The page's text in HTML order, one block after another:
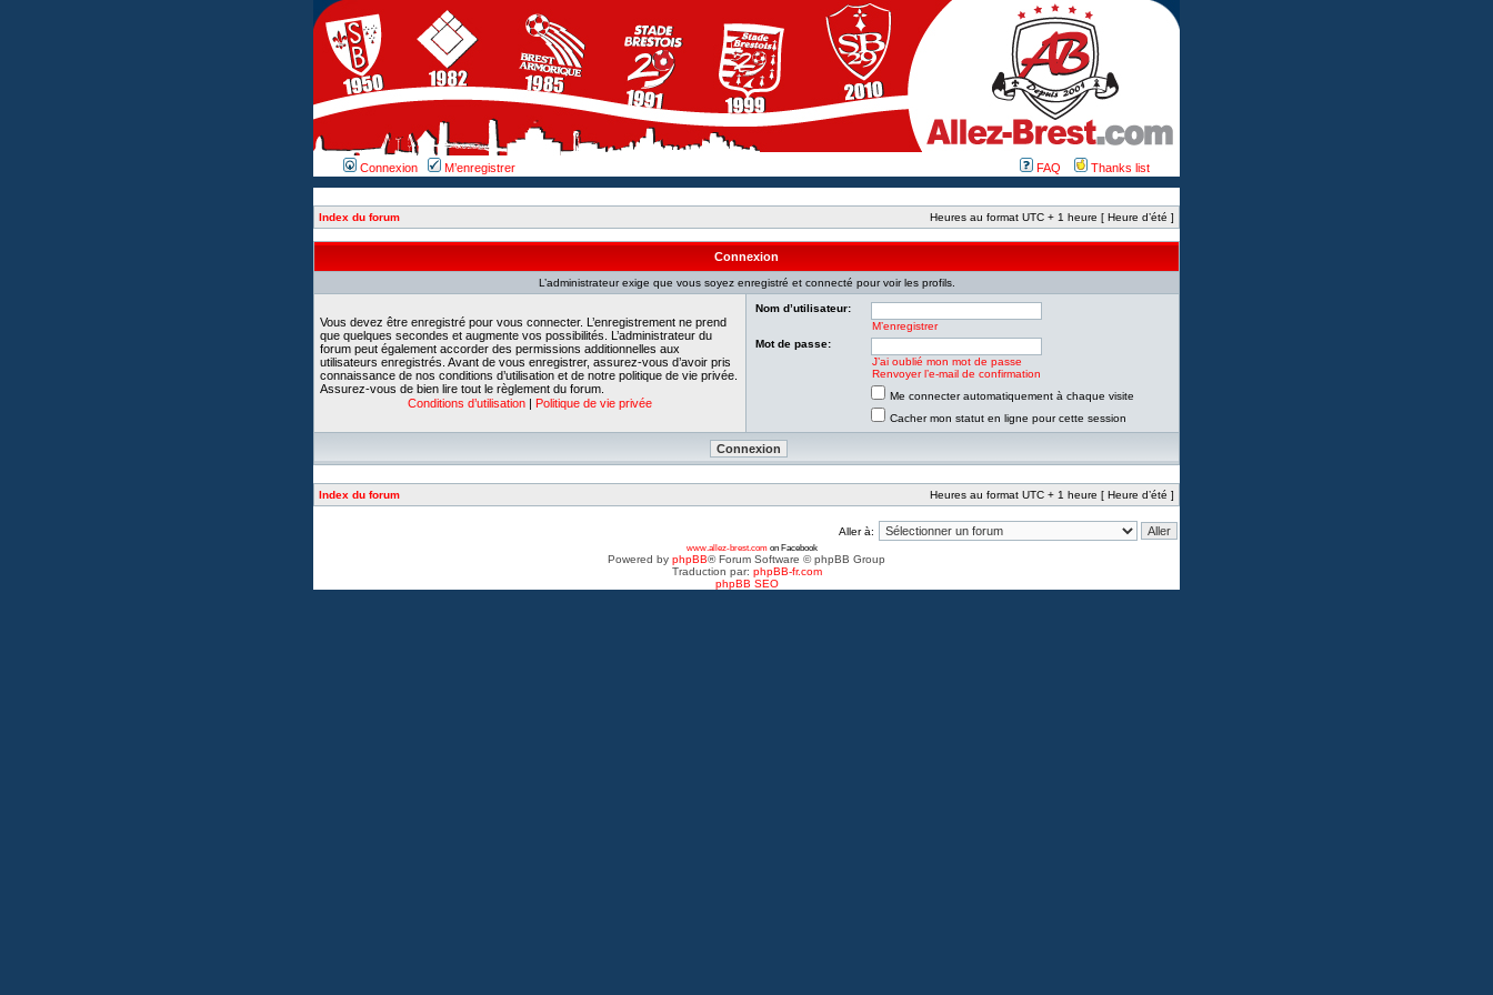
Connexion M’enregistrer FAQ Thanks list
Index du forum Heures au format UTC + 1 heure [ Heure d’été ]
Connexion
L’administrateur exige que vous soyez enregistré et connecté pour voir les profils.
Vous devez être enregistré pour vous connecter. L’enregistrement ne prend
que quelques secondes et augmente vos possibilités. L’administrateur du
forum peut également accorder des permissions additionnelles aux
utilisateurs enregistrés. Avant de vous enregistrer, assurez-vous d’avoir pris
connaissance de nos conditions d’utilisation et de notre politique de vie privée.
Assurez-vous de bien lire tout le règlement du forum.
Conditions d’utilisation | Politique de vie privée
Nom d’utilisateur:
M’enregistrer
Mot de passe:
J’ai oublié mon mot de passe
Renvoyer l’e-mail de confirmation
Me connecter automatiquement à chaque visite
Cacher mon statut en ligne pour cette session
Index du forum Heures au format UTC + 1 heure [ Heure d’été ]
Aller à:
www.allez-brest.com on Facebook
Powered by phpBB® Forum Software © phpBB Group
Traduction par: phpBB-fr.com
phpBB SEO